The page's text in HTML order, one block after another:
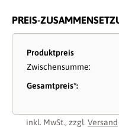
PREIS-
Produktpreis
Zwischensumme:
Gesamtpreis*:
inkl. MwSt., zzgl. Versand